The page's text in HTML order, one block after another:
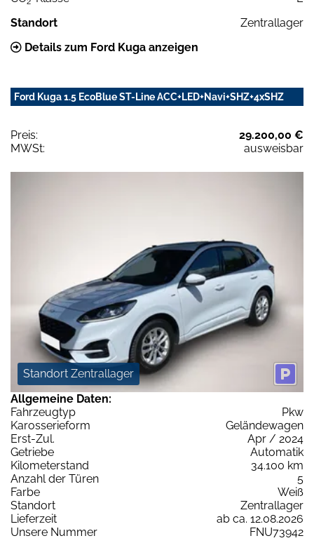
Standort
Zentrallager
Details zum Ford Kuga anzeigen
Ford Kuga 1.5 EcoBlue ST-Line ACC+LED+Navi+SHZ+4xSHZ
Preis:
29.200,00 €
MWSt:
ausweisbar
Standort Zentrallager
Allgemeine Daten:
Fahrzeugtyp
Pkw
Karosserieform
Geländewagen
Erst-Zul.
Apr / 2024
Getriebe
Automatik
Kilometerstand
34.100 km
Anzahl der Türen
5
Farbe
Weiß
Standort
Zentrallager
Lieferzeit
ab ca. 12.08.2026
Unsere Nummer
FNU73942